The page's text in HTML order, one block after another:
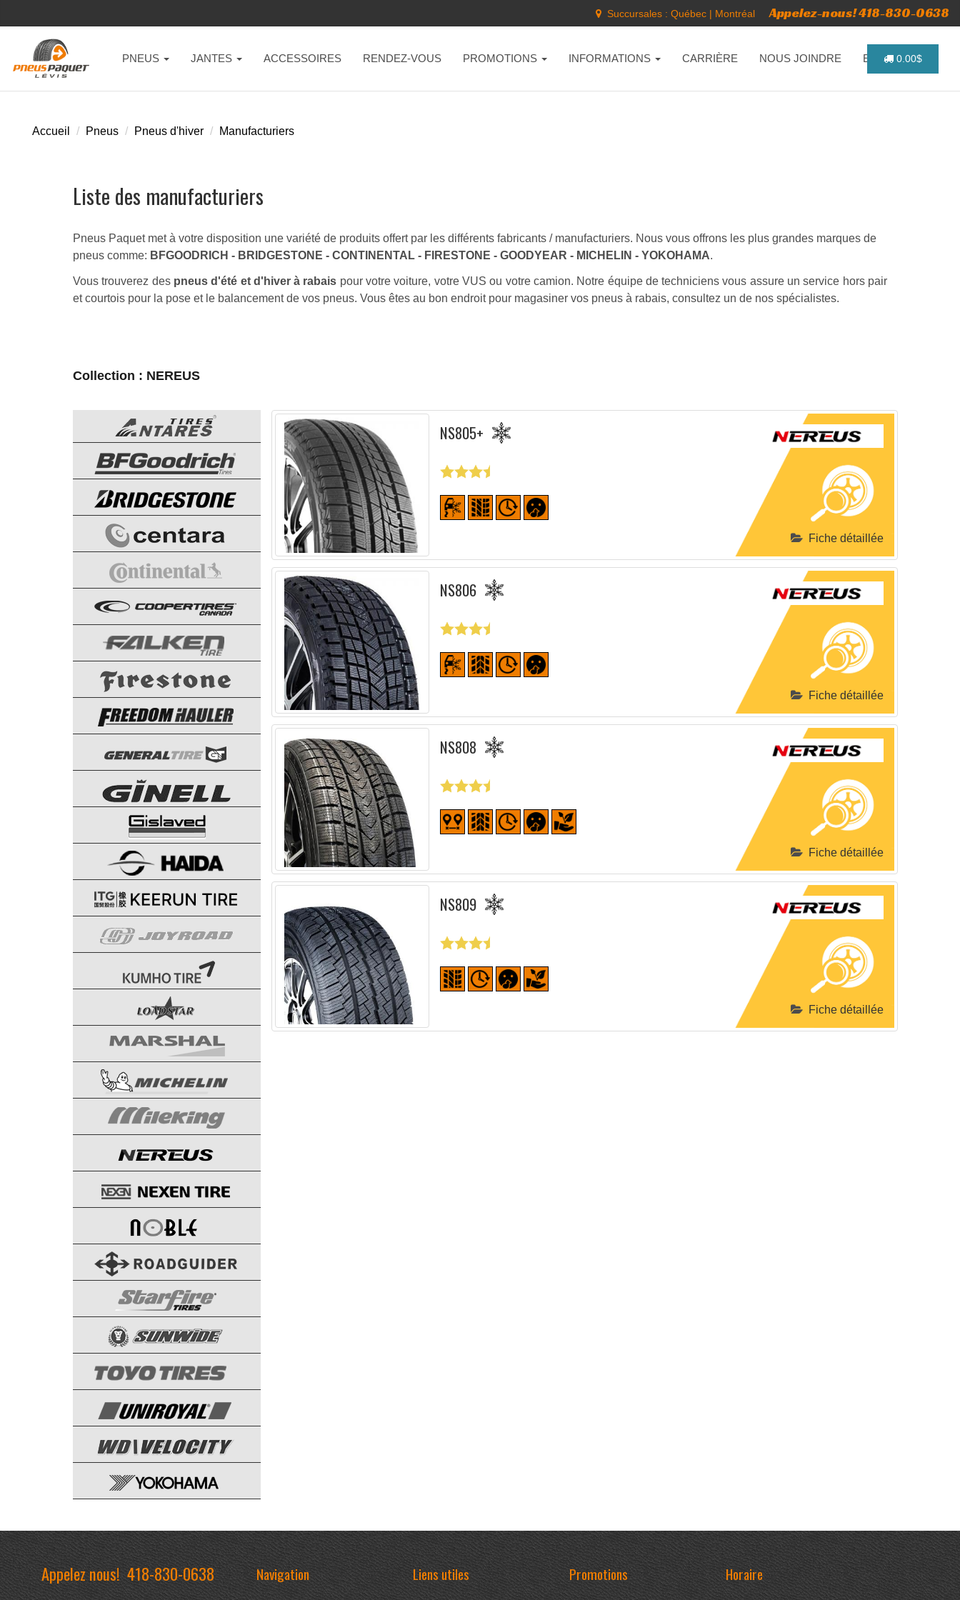
Succursales : Québec | Montréal Appelez-nous! 418-830-0638
PNEUS JANTES ACCESSOIRES RENDEZ-VOUS PROMOTIONS INFORMATIONS CARRIÈRE NOUS JOINDRE ENGLISH
0.00$
Accueil Pneus Pneus d'hiver Manufacturiers
Liste des manufacturiers
Pneus Paquet met à votre disposition une variété de produits offert par les différents fabricants / manufacturiers. Nous vous offrons les plus grandes marques de
pneus comme: BFGOODRICH - BRIDGESTONE - CONTINENTAL - FIRESTONE - GOODYEAR - MICHELIN - YOKOHAMA.
Vous trouverez des pneus d'été et d'hiver à rabais pour votre voiture, votre VUS ou votre camion. Notre équipe de techniciens vous assure un service hors pair
et courtois pour la pose et le balancement de vos pneus. Vous êtes au bon endroit pour magasiner vos pneus à rabais, consultez un de nos spécialistes.
Collection : NEREUS
NS805+
Fiche détaillée
NS806
Fiche détaillée
NS808
Fiche détaillée
NS809
Fiche détaillée
Appelez nous!418-830-0638 Navigation Liens utiles Promotions Horaire